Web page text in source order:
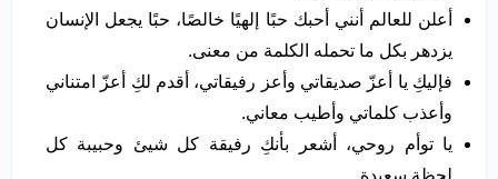
أعلن للعالم أنني أحبك حبًا إلهيًا خالصًا، حبًا يجعل الإنسان
يزدهر بكل ما تحمله الكلمة من معنى.
فإليكِ يا أعزّ صديقاتي وأعز رفيقاتي، أقدم لكِ أعزّ امتناني
وأعذب كلماتي وأطيب معاني.
يا توأم روحي، أشعر بأنكِ رفيقة كل شيئ وحبيبة كل
لحظة سعيدة.